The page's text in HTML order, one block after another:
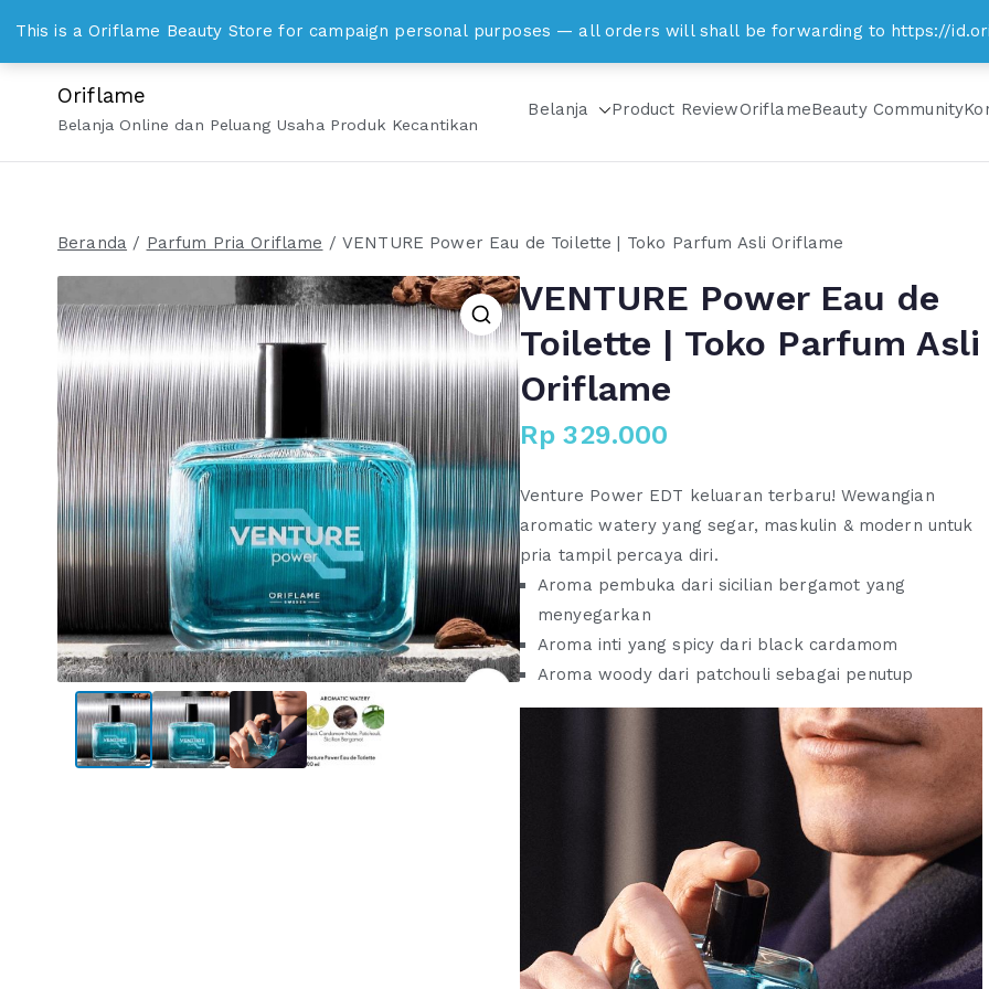
This is a Oriflame Beauty Store for campaign personal purposes — all orders will shall be forwarding to https://
WhatsApp 0813 8328 1000 bisniskosmetika@gmail.com
Oriflame
Belanja Online dan Peluang Usaha Produk Kecantikan
Belanja Product ReviewOriflameBeauty Community
Beranda / Parfum Pria Oriflame / VENTURE Power Eau de Toilette | Toko Parfum Asli Oriflame
VENTURE Power Eau de
Toilette | Toko Parfum Asli
Oriflame
Rp 329.000
Venture Power EDT keluaran terbaru! Wewangian
aromatic watery yang segar, maskulin & modern untuk
pria tampil percaya diri.
Aroma pembuka dari sicilian bergamot yang
menyegarkan
Aroma inti yang spicy dari black cardamom
Aroma woody dari patchouli sebagai penutup